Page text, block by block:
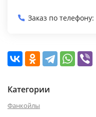
Заказ по телефону:
Категории
Фанкойлы